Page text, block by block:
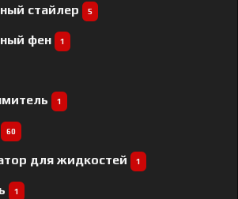
cтайлер 5
фен 1
1
60
для жидкостей 1
1